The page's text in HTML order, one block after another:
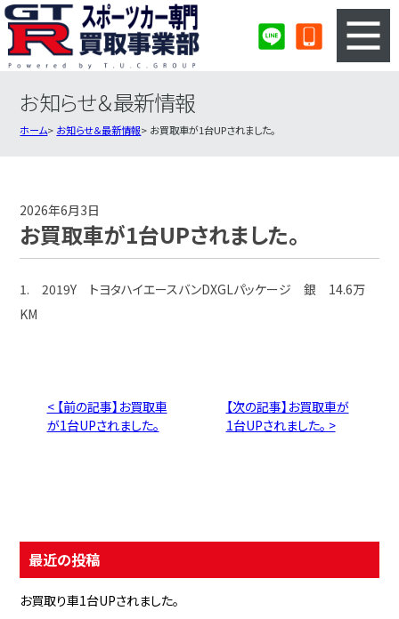
3ステップのカンタン査定
スポーツカー買取実績
お知らせ＆最新情報
ホーム お知らせ＆最新情報 お買取車が1台UPされました。
2026年6月3日
お買取車が1台UPされました。
1. 2019Y トヨタハイエースバンDXGLパッケージ 銀 14.6万
KM
< 【前の記事】お買取車
が1台UPされました。
【次の記事】お買取車が
1台UPされました。 >
最近の投稿
お買取り車1台UPされました。